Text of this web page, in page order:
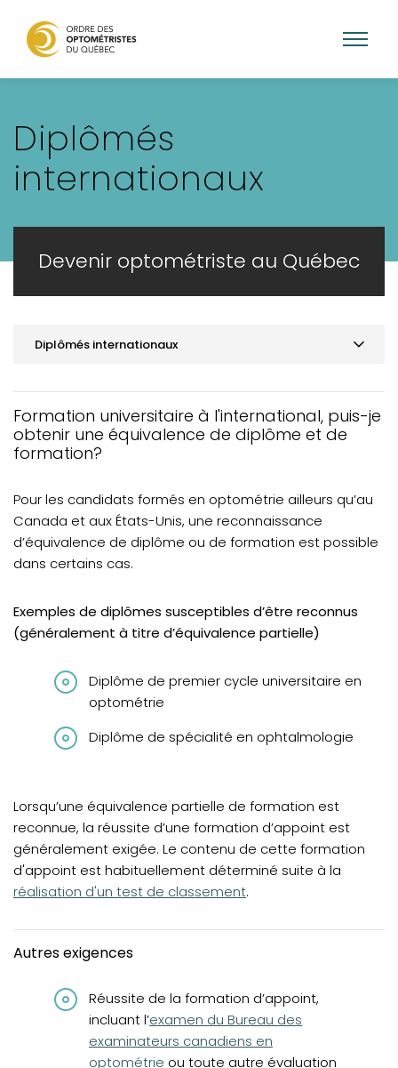
contenu
principal
Diplômés
internationaux
Devenir optométriste au Québec
Diplômés internationaux
Diplômés du Québec
Diplômés et optométristes hors du Québec
Québec) et des États-Unis
Diplômés de France
Diplômés internationaux
Questions fréquentes
stagiaires
Formation universitaire à l'international, puis-je
obtenir une équivalence de diplôme et de
formation?
Pour les candidats formés en optométrie ailleurs qu’au
Canada et aux États-Unis, une reconnaissance
d’équivalence de diplôme ou de formation est possible
dans certains cas.
Exemples de diplômes susceptibles d’être reconnus
(généralement à titre d’équivalence partielle)
Diplôme de premier cycle universitaire en
optométrie
Diplôme de spécialité en ophtalmologie
Lorsqu’une équivalence partielle de formation est
reconnue, la réussite d’une formation d’appoint est
généralement exigée. Le contenu de cette formation
d'appoint est habituellement déterminé suite à la
réalisation d'un test de classement.
Autres exigences
Réussite de la formation d’appoint,
incluant l’(opens in a new tab)
examen du Bureau des
examinateurs canadiens en
optométrie ou toute autre évaluation